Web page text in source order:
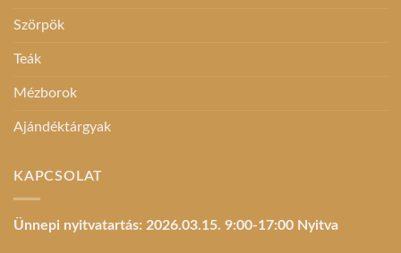
Szörpök
Teák
Mézborok
Ajándéktárgyak
KAPCSOLAT
Ünnepi nyitvatartás: 2026.03.15. 9:00-17:00 Nyitva